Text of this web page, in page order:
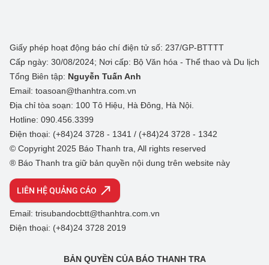
Giấy phép hoạt động báo chí điện tử số: 237/GP-BTTTT
Cấp ngày: 30/08/2024; Nơi cấp: Bộ Văn hóa - Thể thao và Du lịch
Tổng Biên tập: Nguyễn Tuấn Anh
Email: toasoan@thanhtra.com.vn
Địa chỉ tòa soạn: 100 Tô Hiệu, Hà Đông, Hà Nội.
Hotline: 090.456.3399
Điện thoại: (+84)24 3728 - 1341 / (+84)24 3728 - 1342
© Copyright 2025 Báo Thanh tra, All rights reserved
® Báo Thanh tra giữ bản quyền nội dung trên website này
LIÊN HỆ QUẢNG CÁO
Email: trisubandocbtt@thanhtra.com.vn
Điện thoại: (+84)24 3728 2019
BẢN QUYỀN CỦA BÁO THANH TRA